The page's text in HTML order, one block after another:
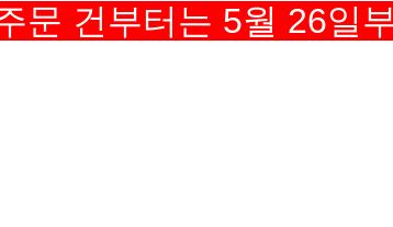
문 건부터는 5월 26일